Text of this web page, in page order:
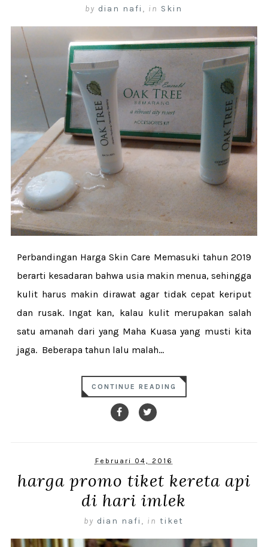
by dian nafi , in Skin
Perbandingan Harga Skin Care Memasuki tahun 2019
berarti kesadaran bahwa usia makin menua, sehingga
kulit harus makin dirawat agar tidak cepat keriput
dan rusak. Ingat kan, kalau kulit merupakan salah
satu amanah dari yang Maha Kuasa yang musti kita
jaga. Beberapa tahun lalu malah...
CONTINUE READING
Februari 04, 2016
harga promo tiket kereta api
di hari imlek
by dian nafi , in tiket